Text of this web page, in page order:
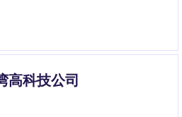
文化比较开放，接纳和欢迎有
高科技公司